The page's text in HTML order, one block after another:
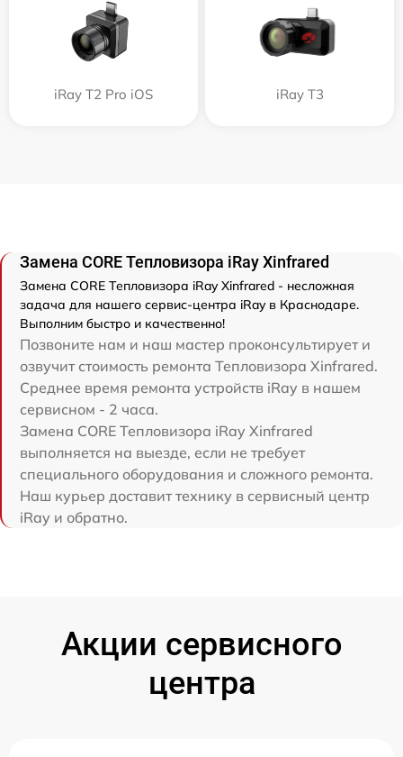
iRay T2 Pro iOS iRay T3
Замена CORE Тепловизора iRay Xinfrared
Замена CORE Тепловизора iRay Xinfrared - несложная
задача для нашего сервис-центра iRay в Краснодаре.
Выполним быстро и качественно!
Позвоните нам и наш мастер проконсультирует и
озвучит стоимость ремонта Тепловизора Xinfrared.
Среднее время ремонта устройств iRay в нашем
сервисном - 2 часа.
Замена CORE Тепловизора iRay Xinfrared
выполняется на выезде, если не требует
специального оборудования и сложного ремонта.
Наш курьер доставит технику в сервисный центр
iRay и обратно.
Акции сервисного
центра